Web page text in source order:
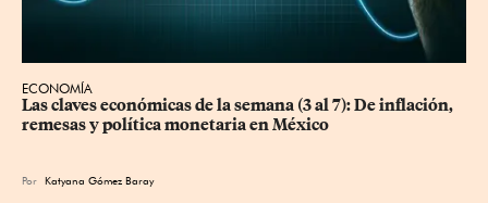
ECONOMÍA
Las claves económicas de la semana (3 al 7): De inflación,
remesas y política monetaria en México
Por Katyana Gómez Baray